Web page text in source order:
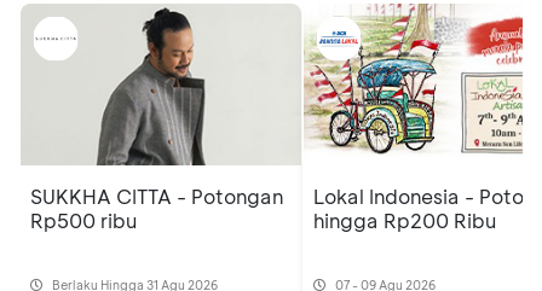
SUKKHA CITTA - Potongan
Rp500 ribu
Berlaku Hingga 31 Agu 2026
Lokal Indonesia -
hingga Rp200 Ribu
07 - 09 Agu 2026